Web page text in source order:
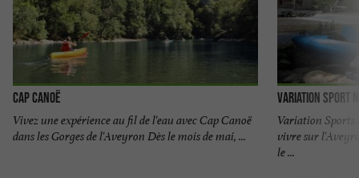
Cap Canoë
Vivez une expérience au fil de l'eau avec Cap Canoë
dans les Gorges de l'Aveyron Dès le mois de mai, ...
Variation Sport
Variation Sports
vivre sur
le ...